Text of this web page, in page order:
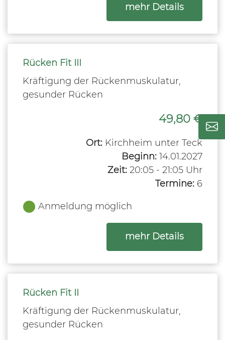
mehr Detailszum
Rücken Fit III
Kräftigung der Rückenmuskulatur,
gesunder Rücken
49,80 €
Ort: Kirchheim unter Teck
Beginn: 14.01.2027
Zeit: 20:05 - 21:05 Uhr
Termine: 6
Anmeldung möglich
mehr Detailszum
Rücken Fit II
Kräftigung der Rückenmuskulatur,
gesunder Rücken